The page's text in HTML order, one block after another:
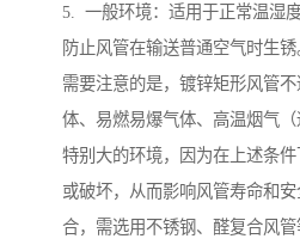
5. 一般环境：适用于正常温湿
防止风管在输送普通空气时生锈
需要注意的是，镀锌矩形风管
体、易燃易爆气体、高温烟气
特别大的环境，因为在上述条
或破坏，从而影响风管寿命和
合，需选用不锈钢、醛复合风